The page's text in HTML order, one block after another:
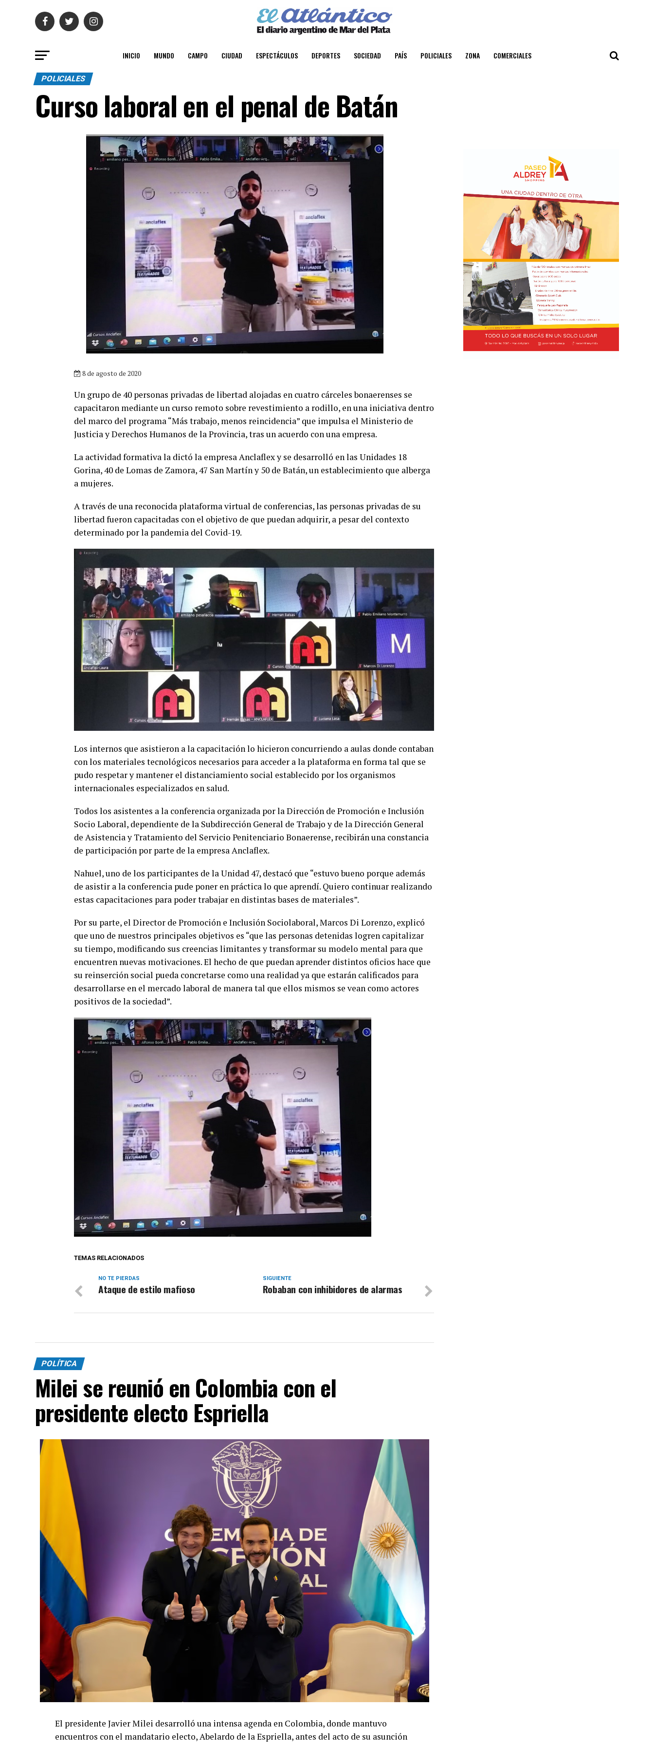
INICIO MUNDO CAMPO CIUDAD ESPECTÁCULOS DEPORTES SOCIEDAD PAÍS POLICIALES ZONA COMERCIALES
POLICIALES
Curso laboral en el penal de Batán
8 de agosto de 2020
Un grupo de 40 personas privadas de libertad alojadas en cuatro cárceles bonaerenses se
capacitaron mediante un curso remoto sobre revestimiento a rodillo, en una iniciativa dentro
del marco del programa “Más trabajo, menos reincidencia” que impulsa el Ministerio de
Justicia y Derechos Humanos de la Provincia, tras un acuerdo con una empresa.
La actividad formativa la dictó la empresa Anclaflex y se desarrolló en las Unidades 18
Gorina, 40 de Lomas de Zamora, 47 San Martín y 50 de Batán, un establecimiento que alberga
a mujeres.
A través de una reconocida plataforma virtual de conferencias, las personas privadas de su
libertad fueron capacitadas con el objetivo de que puedan adquirir, a pesar del contexto
determinado por la pandemia del Covid-19.
Los internos que asistieron a la capacitación lo hicieron concurriendo a aulas donde contaban
con los materiales tecnológicos necesarios para acceder a la plataforma en forma tal que se
pudo respetar y mantener el distanciamiento social establecido por los organismos
internacionales especializados en salud.
Todos los asistentes a la conferencia organizada por la Dirección de Promoción e Inclusión
Socio Laboral, dependiente de la Subdirección General de Trabajo y de la Dirección General
de Asistencia y Tratamiento del Servicio Penitenciario Bonaerense, recibirán una constancia
de participación por parte de la empresa Anclaflex.
Nahuel, uno de los participantes de la Unidad 47, destacó que “estuvo bueno porque además
de asistir a la conferencia pude poner en práctica lo que aprendí. Quiero continuar realizando
estas capacitaciones para poder trabajar en distintas bases de materiales”.
Por su parte, el Director de Promoción e Inclusión Sociolaboral, Marcos Di Lorenzo, explicó
que uno de nuestros principales objetivos es “que las personas detenidas logren capitalizar
su tiempo, modificando sus creencias limitantes y transformar su modelo mental para que
encuentren nuevas motivaciones. El hecho de que puedan aprender distintos oficios hace que
su reinserción social pueda concretarse como una realidad ya que estarán calificados para
desarrollarse en el mercado laboral de manera tal que ellos mismos se vean como actores
positivos de la sociedad”.
TEMAS RELACIONADOS
SIGUIENTE
Robaban con inhibidores de alarmas
NO TE PIERDAS
Ataque de estilo mafioso
POLÍTICA
Milei se reunió en Colombia con el
presidente electo Espriella
El presidente Javier Milei desarrolló una intensa agenda en Colombia, donde mantuvo
encuentros con el mandatario electo, Abelardo de la Espriella, antes del acto de su asunción